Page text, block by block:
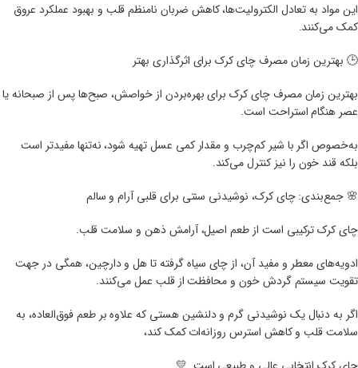
این مواد به تعادل الکترولیت‌ها، کاهش ضربان نامنظم قلب و بهبود عملکرد عروق
کمک می‌کنند.
🕒 بهترین زمان مصرف چای کرک برای اثرگذاری بهتر
بهترین زمان مصرف چای کرک برای بهره‌بردن از خواصش، صبح‌ها پس از صبحانه یا
عصر هنگام استراحت است.
به‌خصوص اگر با شیر کم‌چرب و مقدار کمی عسل تهیه شود، نه‌تنها مفیدتر است
بلکه قند خون را نیز کنترل می‌کند.
🌸 جمع‌بندی: چای کرک، نوشیدنی سنتی برای قلبی آرام و سالم
چای کرک ترکیبی است از طعم اصیل، آرامش ذهن و سلامت قلب.
ادویه‌های معطر و مفید آن، از چای سیاه گرفته تا هل و دارچین، همگی در جهت
تقویت سیستم گردش خون و محافظت از قلب عمل می‌کنند.
اگر به دنبال یک نوشیدنی گرم و دلنشین هستی که علاوه بر طعم فوق‌العاده، به
سلامت قلب و کاهش استرس روزانه‌ات کمک کند،